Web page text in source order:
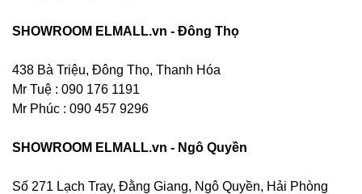
SHOWROOM ELMALL.vn - Đông Thọ
438 Bà Triệu, Đông Thọ, Thanh Hóa
Mr Tuệ : 090 176 1191
Mr Phúc : 090 457 9296
SHOWROOM ELMALL.vn - Ngô Quyền
Số 271 Lạch Tray, Đằng Giang, Ngô Quyền, Hải Phòng